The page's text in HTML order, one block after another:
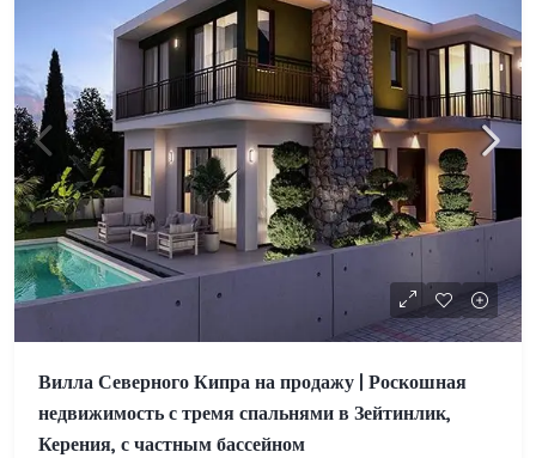
Вилла Северного Кипра на продажу | Роскошная
недвижимость с тремя спальнями в Зейтинлик,
Керения, с частным бассейном